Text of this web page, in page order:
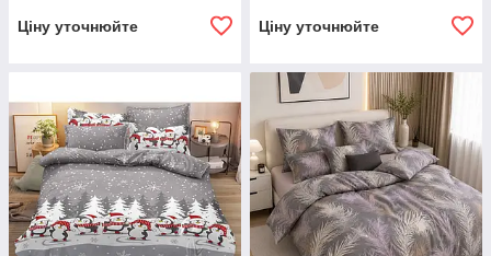
Ціну уточнюйте Ціну уточнюйте